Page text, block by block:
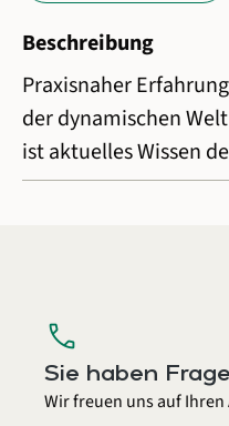
Beschreibung
Praxisnaher
der dynamischen
ist aktuelles Wissen
call
Sie haben
Wir freuen uns auf